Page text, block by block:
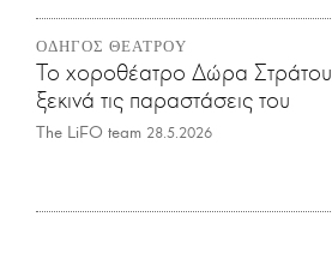
ΟΔΗΓΟΣ ΘΕΑΤΡΟΥ
Το χοροθέατρο Δώρα Στράτου
ξεκινά τις παραστάσεις του
The LiFO team 28.5.2026